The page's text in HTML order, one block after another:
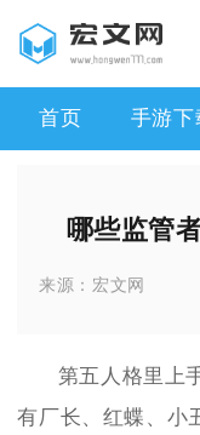
首页 手游下
哪些监管
来源： 宏文网
第五人格里上
有厂长、红蝶、小